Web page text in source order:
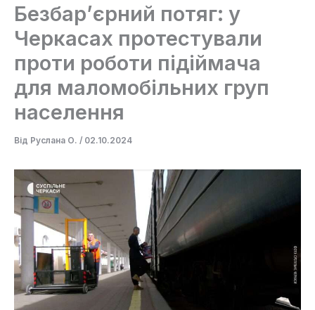
Безбар’єрний потяг: у
Черкасах протестували
проти роботи підіймача
для маломобільних груп
населення
Від Руслана О. / 02.10.2024